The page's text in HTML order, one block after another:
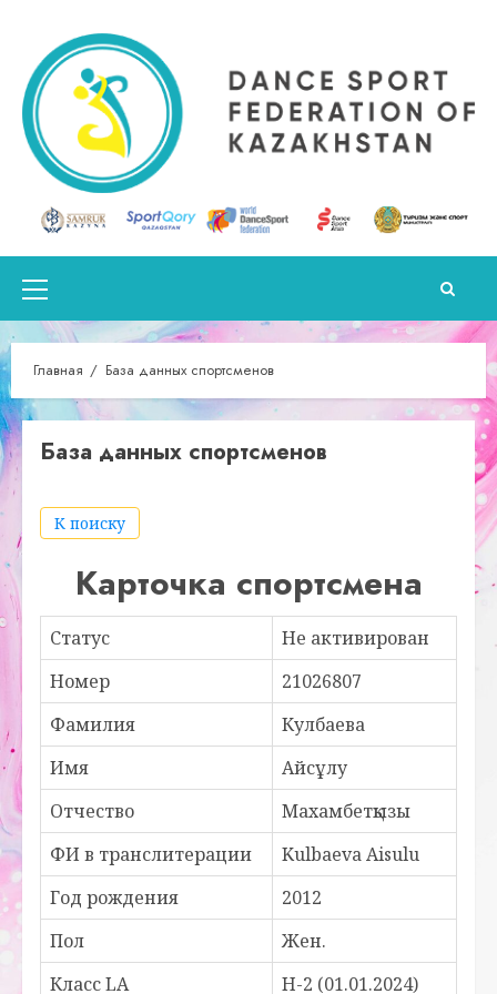
содержимому
Основное
меню
Главная База данных спортсменов
База данных спортсменов
К поиску
Карточка спортсмена
Статус
Не активирован
Номер
21026807
Фамилия
Кулбаева
Имя
Айсұлу
Отчество
Махамбетқызы
ФИ в транслитерации
Kulbaeva Aisulu
Год рождения
2012
Пол
Жен.
Класс LA
H-2 (01.01.2024)